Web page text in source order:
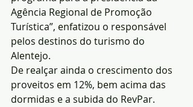
Agência Regional de Promoção
Turística”, enfatizou o responsável
pelos destinos do turismo do
Alentejo.
De realçar ainda o crescimento dos
proveitos em 12%, bem acima das
dormidas e a subida do RevPar.